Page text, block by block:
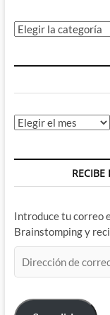
Categorías
Archivos
Introduce tu correo
Brainstomping y
de
electrónico